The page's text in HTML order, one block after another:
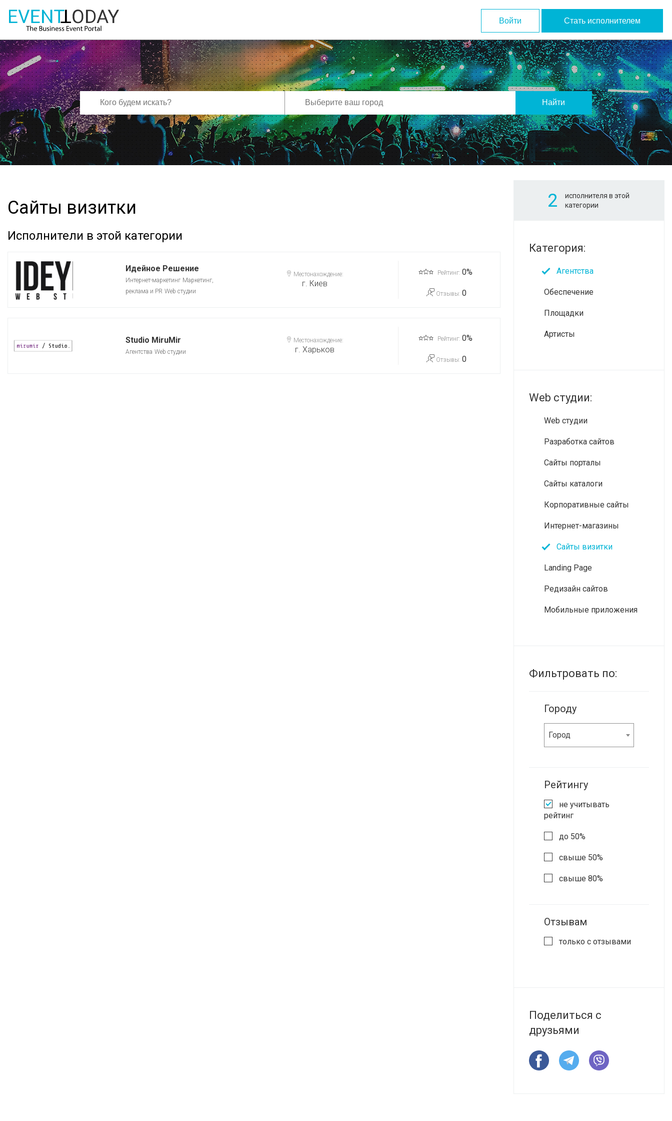
Войти Стать исполнителем
Найти
Сайты визитки
Исполнители в этой категории
Идейное Решение
Интернет-маркетинг Маркетинг,
реклама и PR Web студии
Местонахождение:
г. Киев
Рейтинг: 0%
Отзывы:0
Studio MiruMir
Агентства Web студии
Местонахождение:
г. Харьков
Рейтинг: 0%
Отзывы:0
2
исполнителя в этой
категории
Категория:
Агентства
Обеспечение
Площадки
Артисты
Web студии:
Web студии
Разработка сайтов
Сайты порталы
Сайты каталоги
Корпоративные сайты
Интернет-магазины
Сайты визитки
Landing Page
Редизайн сайтов
Мобильные приложения
Фильтровать по:
Городу
Город
Рейтингу
не учитывать
рейтинг
до 50%
свыше 50%
свыше 80%
Отзывам
только с отзывами
Поделиться с
друзьями